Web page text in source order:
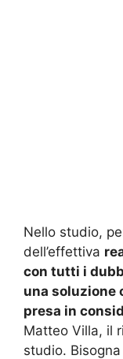
Nello studio,
dell’effettiva
con tutti i
una soluzione
presa in
Matteo Villa, il
studio.